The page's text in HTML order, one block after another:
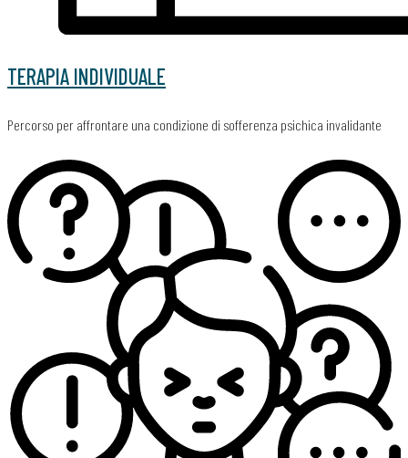
TERAPIA INDIVIDUALE
Percorso per affrontare una condizione di sofferenza psichica invalidante